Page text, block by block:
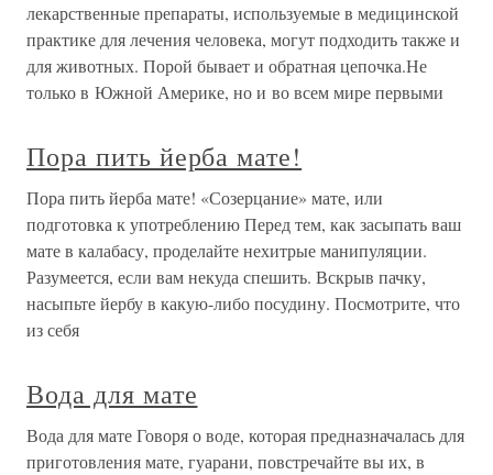
лекарственные препараты, используемые в медицинской
практике для лечения человека, могут подходить также и
для животных. Порой бывает и обратная цепочка.Не
только в Южной Америке, но и во всем мире первыми
Пора пить йерба мате!
Пора пить йерба мате! «Созерцание» мате, или
подготовка к употреблению Перед тем, как засыпать ваш
мате в калабасу, проделайте нехитрые манипуляции.
Разумеется, если вам некуда спешить. Вскрыв пачку,
насыпьте йербу в какую-либо посудину. Посмотрите, что
из себя
Вода для мате
Вода для мате Говоря о воде, которая предназначалась для
приготовления мате, гуарани, повстречайте вы их, в